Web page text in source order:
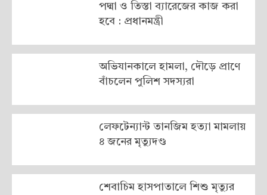
পদ্মা ও তিস্তা ব্যারেজের কাজ করা
হবে : প্রধানমন্ত্রী
অভিযানকালে হামলা, দৌড়ে প্রাণে
বাঁচলেন পুলিশ সদস্যরা
লেফটেন্যান্ট তানজিম হত্যা মামলায়
৪ জনের মৃত্যুদণ্ড
শেবাচিম হাসপাতালে শিশু মৃত্যুর